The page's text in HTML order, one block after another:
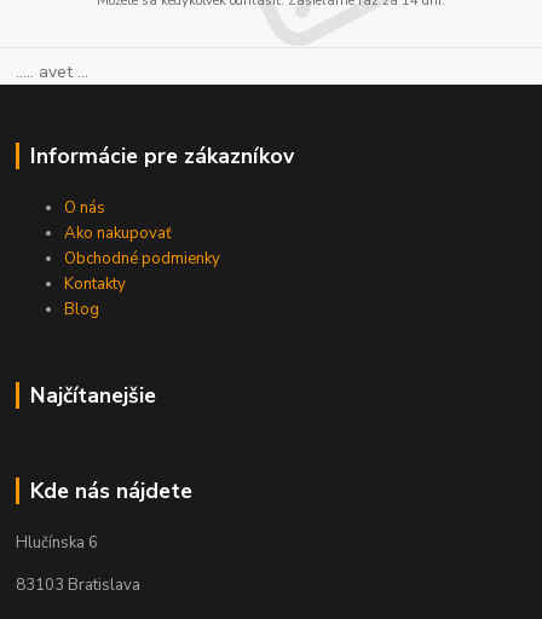
..... avet ...
Informácie pre zákazníkov
O nás
Ako nakupovať
Obchodné podmienky
Kontakty
Blog
Najčítanejšie
Kde nás nájdete
Hlučínska 6
83103 Bratislava